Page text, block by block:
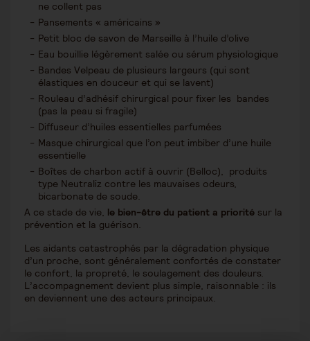
ne collent pas
Pansements « américains »
Petit bloc de savon de Marseille à l’huile d’olive
Eau bouillie légèrement salée ou sérum physiologique
Bandes Velpeau de plusieurs largeurs (qui sont
élastiques en douceur et qui se lavent)
Rouleau d’adhésif chirurgical pour fixer les bandes
(pas la peau si fragile)
Diffuseur d’huiles essentielles parfumées
Masque chirurgical que l’on peut imbiber d’une huile
essentielle
Boîtes de charbon actif à ouvrir (Belloc), produits
type Neutraliz contre les mauvaises odeurs,
bicarbonate de soude.
A ce stade de vie, le bien-être du patient a priorité sur la
prévention et la guérison.
Les aidants catastrophés par la dégradation physique
d’un proche, sont généralement confortés de constater
le confort, la propreté, le soulagement des douleurs.
L’accompagnement devient plus simple, raisonnable : ils
en deviennent une des acteurs principaux.